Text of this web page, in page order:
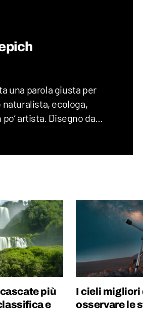
una parola giusta per
ecologa,
artista. Disegno da
e ammiro il mondo con
natura, animali,
più
e
I cieli migliori
osservare le